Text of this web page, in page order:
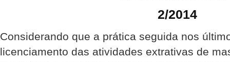
2/2014
Considerando que a prática seguida nos
licenciamento das atividades extrativas de